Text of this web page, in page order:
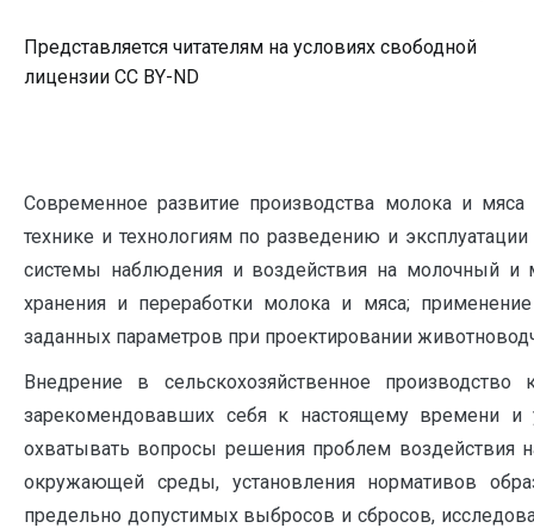
Представляется читателям на условиях свободной
лицензии CC BY-ND
Современное развитие производства молока и
технике и технологиям по разведению и
системы наблюдения и воздействия на молочный и
хранения и переработки молока и мяса;
заданных параметров при проектировании
Внедрение в сельскохозяйственное
зарекомендовавших себя к настоящему времени
охватывать вопросы решения проблем
окружающей среды, установления нормативов
предельно допустимых выбросов и сбросов,